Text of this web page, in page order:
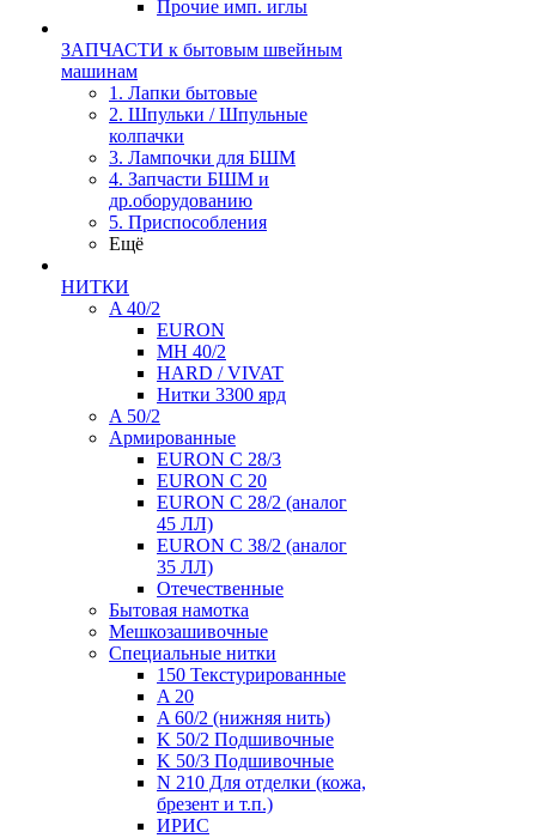
Прочие имп. иглы
ЗАПЧАСТИ к бытовым швейным
машинам
1. Лапки бытовые
2. Шпульки / Шпульные
колпачки
3. Лампочки для БШМ
4. Запчасти БШМ и
др.оборудованию
5. Приспособления
Ещё
НИТКИ
A 40/2
EURON
MH 40/2
HARD / VIVAT
Нитки 3300 ярд
A 50/2
Армированные
EURON C 28/3
EURON C 20
EURON C 28/2 (аналог
45 ЛЛ)
EURON C 38/2 (аналог
35 ЛЛ)
Отечественные
Бытовая намотка
Мешкозашивочные
Специальные нитки
150 Текстурированные
A 20
A 60/2 (нижняя нить)
K 50/2 Подшивочные
K 50/3 Подшивочные
N 210 Для отделки (кожа,
брезент и т.п.)
ИРИС